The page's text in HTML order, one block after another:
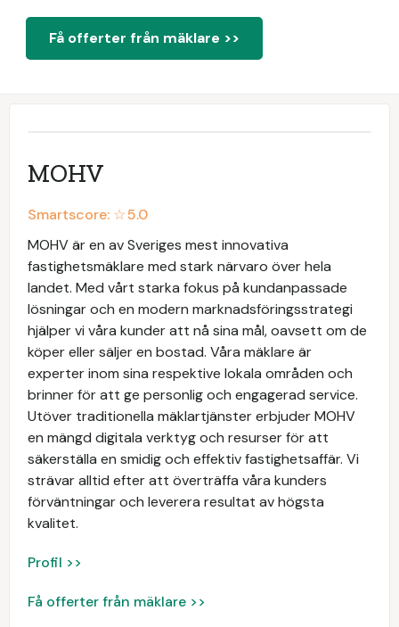
Få offerter från mäklare >>
MOHV
Smartscore: ☆5.0
MOHV är en av Sveriges mest innovativa
fastighetsmäklare med stark närvaro över hela
landet. Med vårt starka fokus på kundanpassade
lösningar och en modern marknadsföringsstrategi
hjälper vi våra kunder att nå sina mål, oavsett om de
köper eller säljer en bostad. Våra mäklare är
experter inom sina respektive lokala områden och
brinner för att ge personlig och engagerad service.
Utöver traditionella mäklartjänster erbjuder MOHV
en mängd digitala verktyg och resurser för att
säkerställa en smidig och effektiv fastighetsaffär. Vi
strävar alltid efter att överträffa våra kunders
förväntningar och leverera resultat av högsta
kvalitet.
Profil >>
Få offerter från mäklare >>